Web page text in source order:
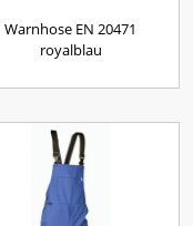
Warnhose EN 20471
royalblau